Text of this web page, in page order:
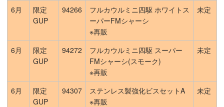
6月
限定
GUP
94266
フルカウルミニ四駆 ホワイトス
ーパーFMシャーシ
※再販
未定
6月
限定
GUP
94272
フルカウルミニ四駆 スーパー
FMシャーシ(スモーク)
※再販
未定
6月
限定
GUP
94307
ステンレス製強化ビスセットA
※再販
未定